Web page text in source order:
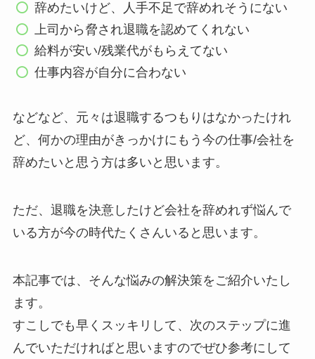
辞めたいけど、人手不足で辞めれそうにない
上司から脅され退職を認めてくれない
給料が安い/残業代がもらえてない
仕事内容が自分に合わない
などなど、元々は退職するつもりはなかったけれ
ど、何かの理由がきっかけにもう今の仕事/会社を
辞めたいと思う方は多いと思います。
ただ、退職を決意したけど会社を辞めれず悩んで
いる方が今の時代たくさんいると思います。
本記事では、そんな悩みの解決策をご紹介いたし
ます。
すこしでも早くスッキリして、次のステップに進
んでいただければと思いますのでぜひ参考にして